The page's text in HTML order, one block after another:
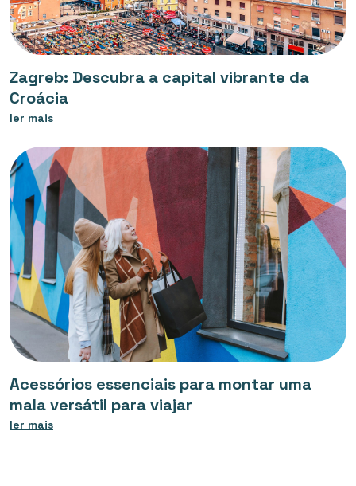
Zagreb: Descubra a capital vibrante da
Croácia
ler mais
Acessórios essenciais para montar uma
mala versátil para viajar
ler mais